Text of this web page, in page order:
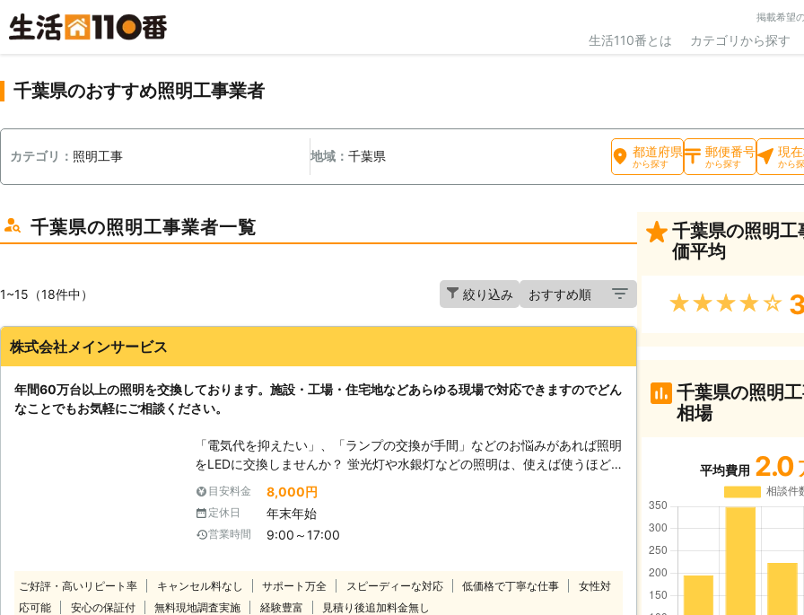
掲載希望
生活110番とは カテゴリから探す
千葉県のおすすめ照明工事業者
カテゴリ： 照明工事 地域：千葉県 都道府県
から探す
郵便番号
から探す
現
から
千葉県の照明工事業者一覧
1~15（18件中） 絞り込み
株式会社メインサービス
年間60万台以上の照明を交換しております。施設・工場・住宅地などあらゆる現場で対応できますのでどん
なことでもお気軽にご相談ください。
「電気代を抑えたい」、「ランプの交換が手間」などのお悩みがあれば照明
をLEDに交換しませんか？ 蛍光灯や水銀灯などの照明は、使えば使うほど
電気代が高くなり、交換する頻度も増えます。また、生産数も年々減少して
いるため今後購入できなくなるおそれもあります。そうなる前に早めにLED
に変更しましょう。 照明工事をご検討されているのであれば当社にご相談
ください。当社は年間60万台以上の照明をLEDへ交換しています。お客様
目安料金 8,000円
定休日 年末年始
営業時間 9:00～17:00
ご好評・高いリピート率 キャンセル料なし サポート万全 スピーディーな対応 低価格で丁寧な仕事
女性対
応可能
安心の保証付 無料現地調査実施 経験豊富 見積り後追加料金無し
千葉県の照明工
価平均
★★★★★
千葉県の照明
相場
平均費用 2.0